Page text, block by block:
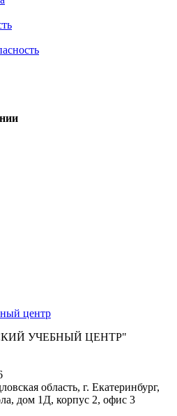
центр
УЧЕБНЫЙ ЦЕНТР"
область, г. Екатеринбург,
дом 1Д, корпус 2, офис 3